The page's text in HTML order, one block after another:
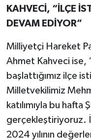
KAHVECİ, “İLÇE
DEVAM EDİYOR”
Milliyetçi Hareket
Ahmet Kahveci ise,
başlattığımız ilçe
Milletvekilimiz
katılımıyla bu hafta
gerçekleştiriyoruz.
2024 yılının